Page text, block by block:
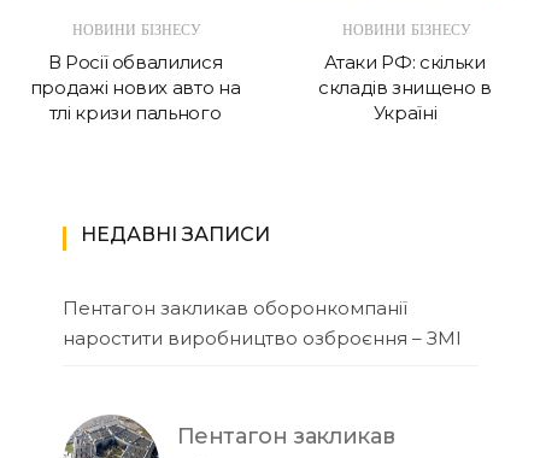
НОВИНИ БІЗНЕСУ
В Росії обвалилися
продажі нових авто на
тлі кризи пального
НОВИНИ БІЗНЕСУ
Атаки РФ: скільки
складів знищено в
Україні
НЕДАВНІ ЗАПИСИ
Пентагон закликав оборонкомпанії
наростити виробництво озброєння – ЗМІ
Пентагон закликав